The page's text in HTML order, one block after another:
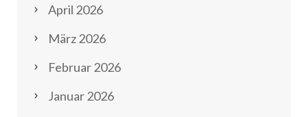
April 2026
März 2026
Februar 2026
Januar 2026